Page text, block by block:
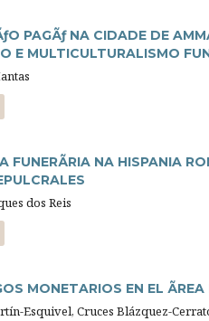
PAGÃƒ NA CIDADE DE
E MULTICULTURALISMO
FUNERÃRIA NA HISPANIA
dos Reis
MONETARIOS EN EL
Esquivel, Cruces Blázquez-